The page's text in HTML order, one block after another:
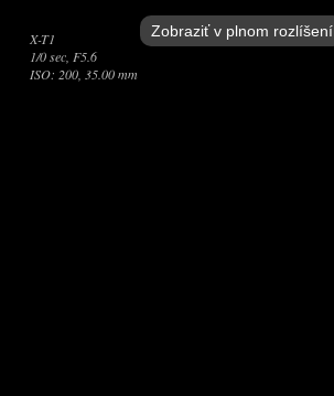
Zobraziť v plnom rozlíšení
X-T1
1/0 sec, F5.6
ISO: 200, 35.00 mm